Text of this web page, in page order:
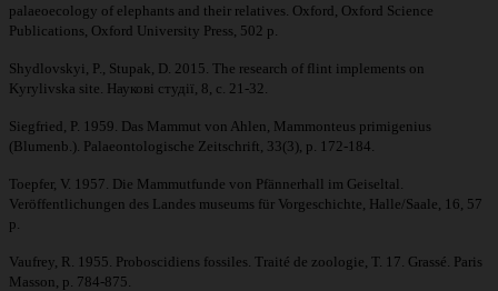
palaeoecology of elephants and their relatives. Oxford, Oxford Science
Publications, Oxford University Press, 502 p.
Shydlovskyi, P., Stupak, D. 2015. The research of flint implements on
Kyrylivska site. Наукові студії, 8, с. 21-32.
Siegfried, P. 1959. Das Mammut von Ahlen, Mammonteus primigenius
(Blumenb.). Palaeontologische Zeitschrift, 33(3), p. 172-184.
Toepfer, V. 1957. Die Mammutfunde von Pfännerhall im Geiseltal.
Veröffentlichungen des Landes museums für Vorgeschichte, Halle/Saale, 16, 57
p.
Vaufrey, R. 1955. Proboscidiens fossiles. Traité de zoologie, T. 17. Grassé. Paris
Masson, p. 784-875.